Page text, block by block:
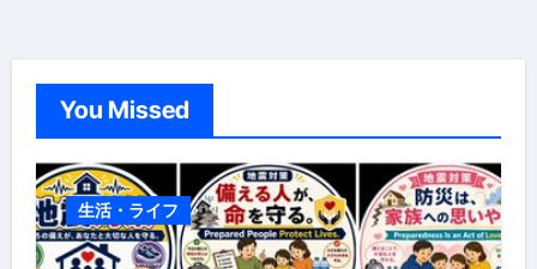
You Missed
生活・ライフ